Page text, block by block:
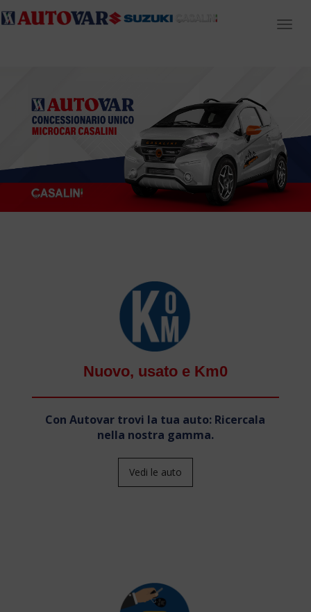
Nuovo, usato e Km0
Con Autovar trovi la tua auto: Ricercala
nella nostra gamma.
Vedi le auto